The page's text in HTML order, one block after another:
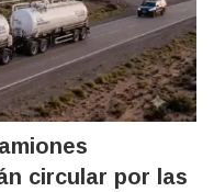
circular por las